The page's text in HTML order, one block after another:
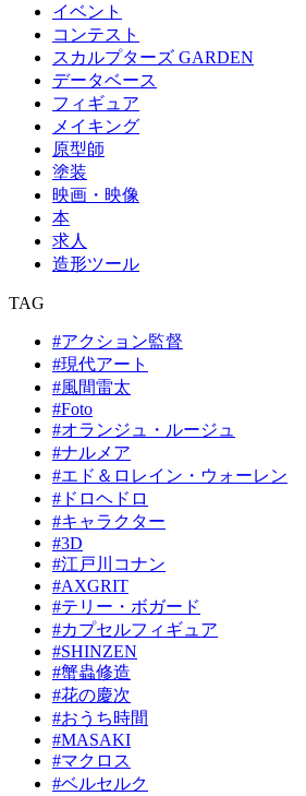
イベント
コンテスト
スカルプターズ GARDEN
データベース
フィギュア
メイキング
原型師
塗装
映画・映像
本
求人
造形ツール
TAG
#アクション監督
#現代アート
#風間雷太
#Foto
#オランジュ・ルージュ
#ナルメア
#エド＆ロレイン・ウォーレン
#ドロヘドロ
#キャラクター
#3D
#江戸川コナン
#AXGRIT
#テリー・ボガード
#カプセルフィギュア
#SHINZEN
#蟹蟲修造
#花の慶次
#おうち時間
#MASAKI
#マクロス
#ベルセルク